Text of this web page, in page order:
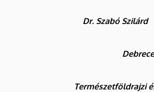
Dr. Szabó Szilárd
Debreceni
Természetföldrajzi és